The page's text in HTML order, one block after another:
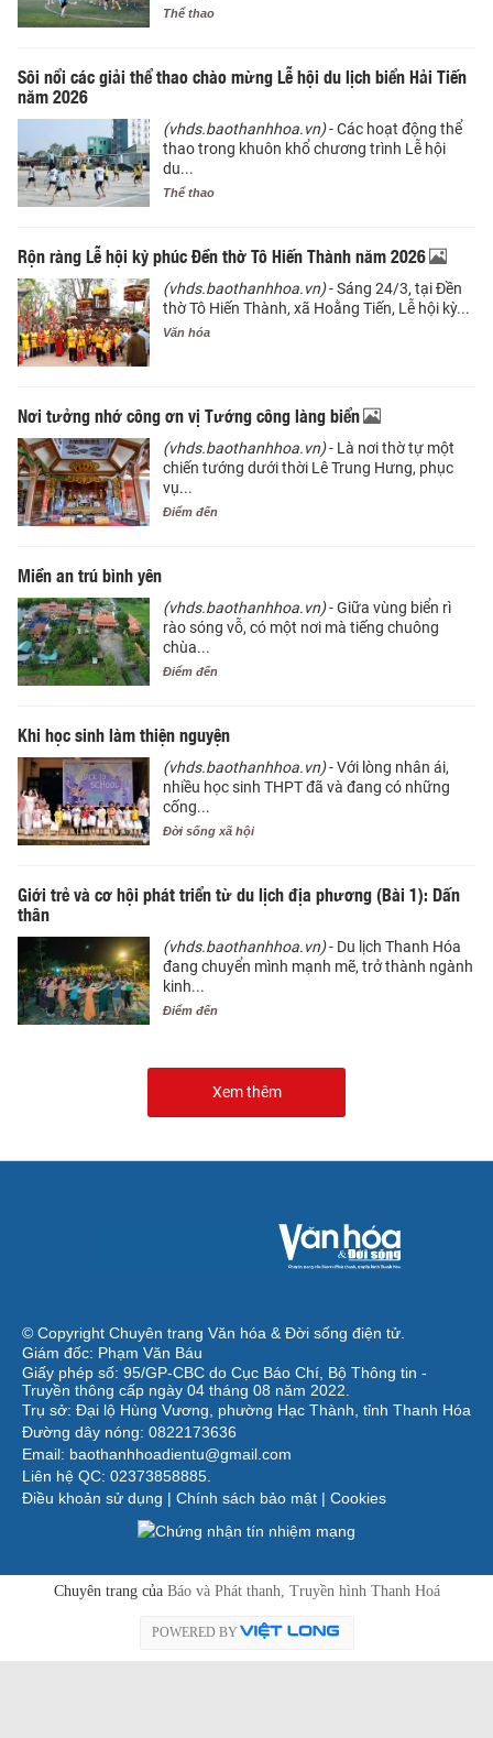
Thể thao
Sôi nổi các giải thể thao chào mừng Lễ hội du lịch biển Hải Tiến
năm 2026
(vhds.baothanhhoa.vn)- Các hoạt động thể
thao trong khuôn khổ chương trình Lễ hội
du...
Thể thao
Rộn ràng Lễ hội kỳ phúc Đền thờ Tô Hiến Thành năm 2026
(vhds.baothanhhoa.vn)- Sáng 24/3, tại Đền
thờ Tô Hiến Thành, xã Hoằng Tiến, Lễ hội kỳ...
Văn hóa
Nơi tưởng nhớ công ơn vị Tướng công làng biển
(vhds.baothanhhoa.vn)- Là nơi thờ tự một
chiến tướng dưới thời Lê Trung Hưng, phục
vụ...
Điểm đến
Miền an trú bình yên
(vhds.baothanhhoa.vn)- Giữa vùng biển rì
rào sóng vỗ, có một nơi mà tiếng chuông
chùa...
Điểm đến
Khi học sinh làm thiện nguyện
(vhds.baothanhhoa.vn)- Với lòng nhân ái,
nhiều học sinh THPT đã và đang có những
cống...
Đời sống xã hội
Giới trẻ và cơ hội phát triển từ du lịch địa phương (Bài 1): Dấn
thân
(vhds.baothanhhoa.vn)- Du lịch Thanh Hóa
đang chuyển mình mạnh mẽ, trở thành ngành
kinh...
Điểm đến
Xem thêm
© Copyright Chuyên trang Văn hóa & Đời sống điện tử.
Giám đốc: Phạm Văn Báu
Giấy phép số: 95/GP-CBC do Cục Báo Chí, Bộ Thông tin -
Truyền thông cấp ngày 04 tháng 08 năm 2022.
Trụ sở: Đại lộ Hùng Vương, phường Hạc Thành, tỉnh Thanh Hóa
Đường dây nóng: 0822173636
Email: baothanhhoadientu@gmail.com
Liên hệ QC: 02373858885.
Điều khoản sử dụng | Chính sách bảo mật | Cookies
Chuyên trang của Báo và Phát thanh, Truyền hình Thanh Hoá
POWERED BY